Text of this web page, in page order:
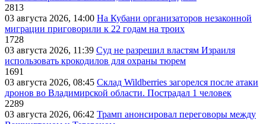
2813
03 августа 2026, 14:00 На Кубани организаторов незаконной
миграции приговорили к 22 годам на троих
1728
03 августа 2026, 11:39 Суд не разрешил властям Израиля
использовать крокодилов для охраны тюрем
1691
03 августа 2026, 08:45 Склад Wildberries загорелся после атаки
дронов во Владимирской области. Пострадал 1 человек
2289
03 августа 2026, 06:42 Трамп анонсировал переговоры между